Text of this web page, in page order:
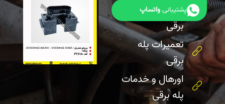
لوازم یدکی پله
برقی
تعمیرات پله
برقی
اورهال و خدمات
پله برقی
پشتیبانیواتساپ